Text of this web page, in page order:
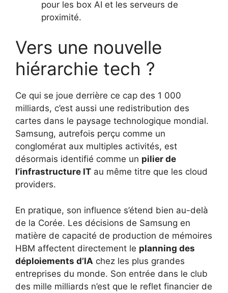
pour les box AI et les serveurs de
proximité.
Vers une nouvelle
hiérarchie tech ?
Ce qui se joue derrière ce cap des 1 000
milliards, c’est aussi une redistribution des
cartes dans le paysage technologique mondial.
Samsung, autrefois perçu comme un
conglomérat aux multiples activités, est
désormais identifié comme un pilier de
l’infrastructure IT au même titre que les cloud
providers.
En pratique, son influence s’étend bien au-delà
de la Corée. Les décisions de Samsung en
matière de capacité de production de mémoires
HBM affectent directement le planning des
déploiements d’IA chez les plus grandes
entreprises du monde. Son entrée dans le club
des mille milliards n’est que le reflet financier de